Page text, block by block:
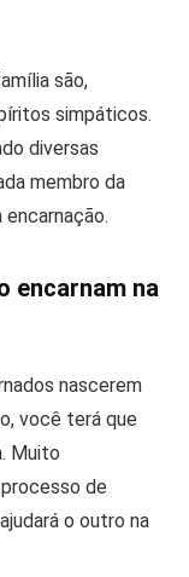
são,
simpáticos.
diversas
membro da
encarnam na
nascerem
você terá que
Muito
de
o outro na